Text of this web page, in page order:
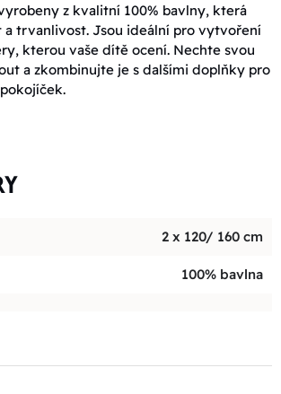
z kvalitní 100% bavlny, která
a trvanlivost. Jsou ideální pro vytvoření
kterou vaše dítě ocení. Nechte svou
a zkombinujte je s dalšími doplňky pro
2 x 120/ 160 cm
100% bavlna